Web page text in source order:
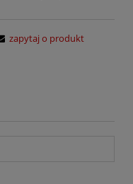
zapytaj o produkt